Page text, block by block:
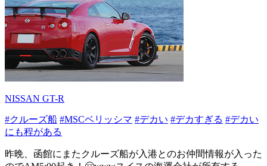
NISSAN GT-R
#クルーズ船 #MSCベリッシマ #デカい #デカすぎる #デカい
にも程がある
昨晩、函館にまたクルーズ船が入港とのお仲間情報が入った